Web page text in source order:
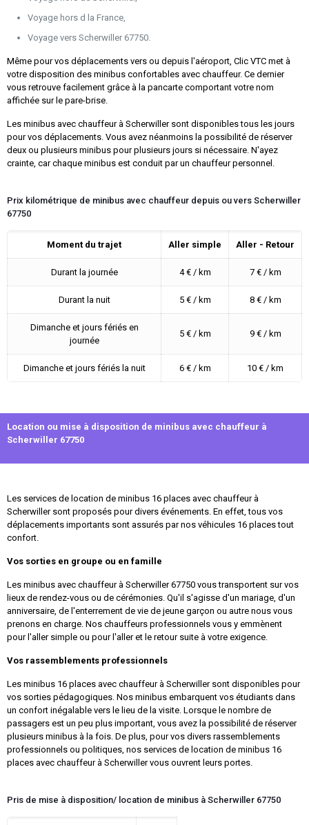
Voyage hors d la France,
Voyage vers Scherwiller 67750.
Même pour vos déplacements vers ou depuis l'aéroport, Clic VTC met à
votre disposition des minibus confortables avec chauffeur. Ce dernier
vous retrouve facilement grâce à la pancarte comportant votre nom
affichée sur le pare-brise.
Les minibus avec chauffeur à Scherwiller sont disponibles tous les jours
pour vos déplacements. Vous avez néanmoins la possibilité de réserver
deux ou plusieurs minibus pour plusieurs jours si nécessaire. N'ayez
crainte, car chaque minibus est conduit par un chauffeur personnel.
Prix kilométrique de minibus avec chauffeur depuis ou vers Scherwiller
67750
Moment du trajet Aller simple Aller - Retour
Durant la journée 4 € / km 7 € / km
Durant la nuit 5 € / km 8 € / km
Dimanche et jours fériés en
journée
5 € / km 9 € / km
Dimanche et jours fériés la nuit 6 € / km 10 € / km
Location ou mise à disposition de minibus avec chauffeur à
Scherwiller 67750
Les services de location de minibus 16 places avec chauffeur à
Scherwiller sont proposés pour divers événements. En effet, tous vos
déplacements importants sont assurés par nos véhicules 16 places tout
confort.
Vos sorties en groupe ou en famille
Les minibus avec chauffeur à Scherwiller 67750 vous transportent sur vos
lieux de rendez-vous ou de cérémonies. Qu'il s'agisse d'un mariage, d'un
anniversaire, de l'enterrement de vie de jeune garçon ou autre nous vous
prenons en charge. Nos chauffeurs professionnels vous y emmènent
pour l'aller simple ou pour l'aller et le retour suite à votre exigence.
Vos rassemblements professionnels
Les minibus 16 places avec chauffeur à Scherwiller sont disponibles pour
vos sorties pédagogiques. Nos minibus embarquent vos étudiants dans
un confort inégalable vers le lieu de la visite. Lorsque le nombre de
passagers est un peu plus important, vous avez la possibilité de réserver
plusieurs minibus à la fois. De plus, pour vos divers rassemblements
professionnels ou politiques, nos services de location de minibus 16
places avec chauffeur à Scherwiller vous ouvrent leurs portes.
Pris de mise à disposition/ location de minibus à Scherwiller 67750